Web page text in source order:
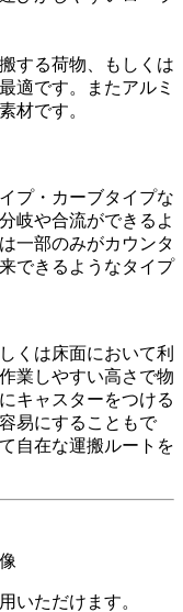
する荷物、もしくは
適です。またアルミ
材です。
プ・カーブタイプな
岐や合流ができるよ
一部のみがカウンタ
できるようなタイプ
くは床面において利
業しやすい高さで物
キャスターをつける
易にすることもで
自在な運搬ルートを
いただけます。